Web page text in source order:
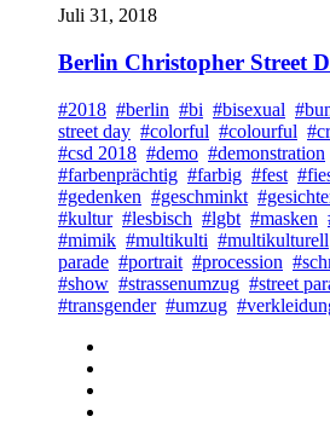
Juli 31, 2018
Berlin Christopher Street
#2018 #berlin #bi #bisexual
street day #colorful #colourful
#csd 2018 #demo #demonstration
#farbenprächtig #farbig #fest
#gedenken #geschminkt
#kultur #lesbisch #lgbt #masken
#mimik #multikulti #multikulturell
parade #portrait #procession
#show #strassenumzug #street
#transgender #umzug